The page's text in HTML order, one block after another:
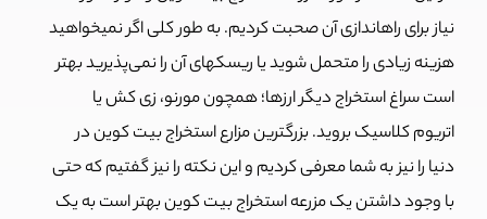
نیاز برای راهاندازی آن صحبت کردیم. به طور کلی اگر نمیخواهید
هزینه زیادی را متحمل شوید یا ریسکهای آن را نمی‌پذیرید بهتر
است سراغ استخراج دیگر ارزها؛ همچون مورنو، زی کش یا
اتریوم کلاسیک بروید. بزرگترین مزارع استخراج بیت کوین در
دنیا را نیز به شما معرفی کردیم و این نکته را نیز گفتیم که حتی
با وجود داشتن یک مزرعه استخراج بیت کوین بهتر است به یک